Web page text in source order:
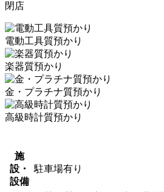
閉店
電動工具質預かり
楽器質預かり
金・プラチナ質預かり
高級時計質預かり
施
設・
設備
駐車場有り